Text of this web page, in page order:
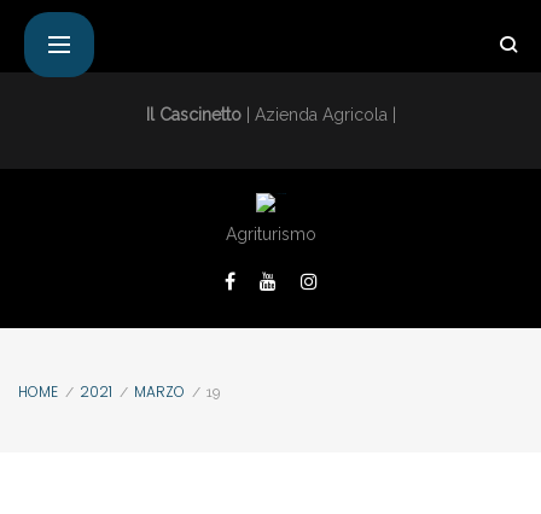
Il Cascinetto| Azienda Agricola |
Agriturismo
HOME / 2021 / MARZO / 19